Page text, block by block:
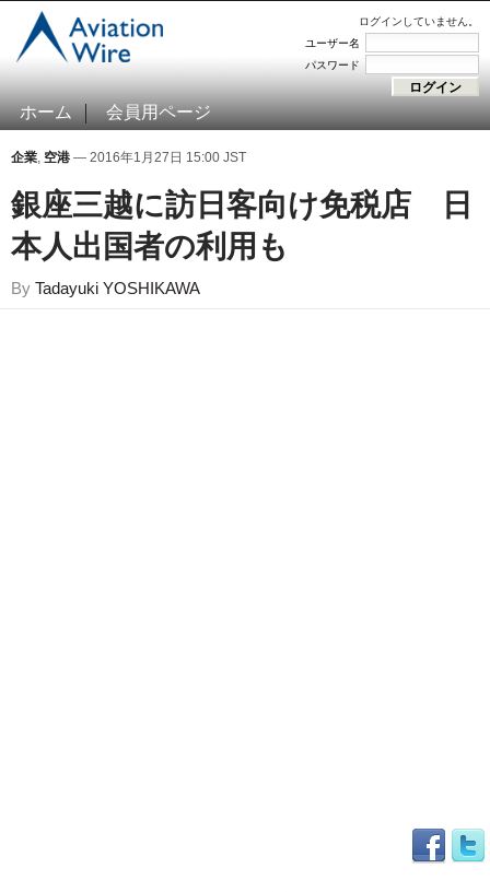
ログインしていません。
ユーザー名
パスワード
ホーム 会員用ページ
企業, 空港 — 2016年1月27日 15:00 JST
銀座三越に訪日客向け免税店 日
本人出国者の利用も
By Tadayuki YOSHIKAWA